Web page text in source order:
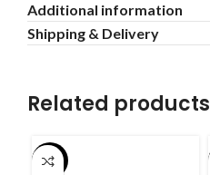
Additional information
Shipping & Delivery
Related products
-55%